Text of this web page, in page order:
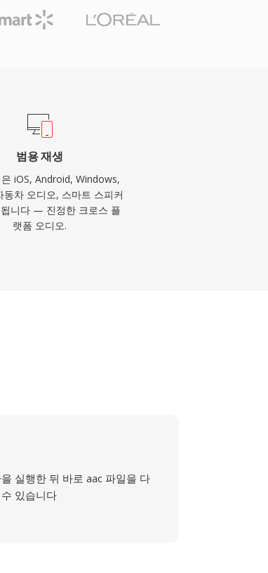
범용 재생
iOS, Android, Windows,
동차 오디오, 스마트 스피커
니다 — 진정한 크로스 플
랫폼 오디오.
실행한 뒤 바로 aac 파일을 다
있습니다